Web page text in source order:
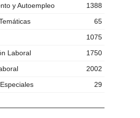
y Autoempleo
1388
65
1075
Laboral
1750
2002
29